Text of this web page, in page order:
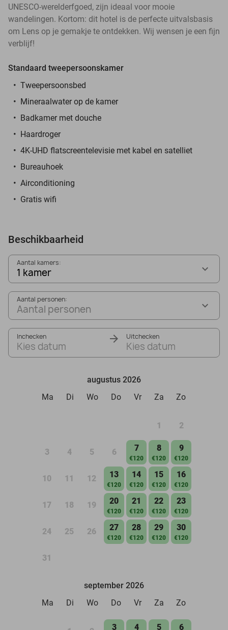
UNESCO-werelderfgoed, zijn ideaal voor mooie
wandelingen. Kortom: dit hotel is de perfecte uitvalsbasis
om Lens op je gemakje te ontdekken. Wij wensen je een fijn
verblijf!
Standaard tweepersoonskamer
Tweepersoonsbed
Mineraalwater op de kamer
Badkamer met douche
Haardroger
4K-UHD flatscreentelevisie met kabel en satelliet
Bureauhoek
Airconditioning
Gratis wifi
Beschikbaarheid
Aantal kamers:
1 kamer
Aantal personen:
Aantal personen
Inchecken
Kies datum
Uitchecken
Kies datum
augustus 2026
Ma
Di Wo Do Vr Za Zo
1 2
3 4 5 6 7
€120
8
€120
9
€120
10 11 12 13
€120
14
€120
15
€120
16
€120
17 18 19 20
€120
21
€120
22
€120
23
€120
24 25 26 27
€120
28
€120
29
€120
30
€120
31
september 2026
Ma
Di Wo Do Vr Za Zo
3 4 5 6